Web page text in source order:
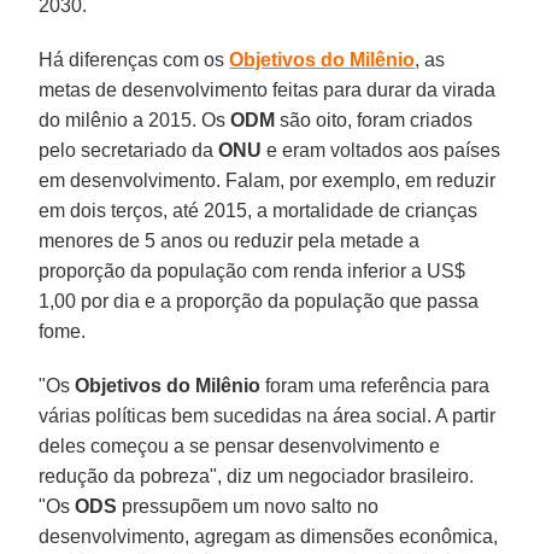
2030.
Há diferenças com osObjetivos do Milênio, as
metas de desenvolvimento feitas para durar da virada
do milênio a 2015. OsODM são oito, foram criados
pelo secretariado daONU e eram voltados aos países
em desenvolvimento. Falam, por exemplo, em reduzir
em dois terços, até 2015, a mortalidade de crianças
menores de 5 anos ou reduzir pela metade a
proporção da população com renda inferior a US$
1,00 por dia e a proporção da população que passa
fome.
"OsObjetivos do Milênio foram uma referência para
várias políticas bem sucedidas na área social. A partir
deles começou a se pensar desenvolvimento e
redução da pobreza", diz um negociador brasileiro.
"OsODS pressupõem um novo salto no
desenvolvimento, agregam as dimensões econômica,